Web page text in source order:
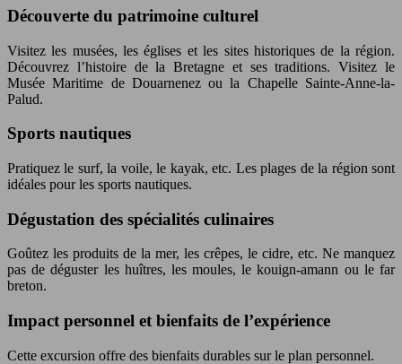
Découverte du patrimoine culturel
Visitez les musées, les églises et les sites historiques de la région.
Découvrez l’histoire de la Bretagne et ses traditions. Visitez le
Musée Maritime de Douarnenez ou la Chapelle Sainte-Anne-la-
Palud.
Sports nautiques
Pratiquez le surf, la voile, le kayak, etc. Les plages de la région sont
idéales pour les sports nautiques.
Dégustation des spécialités culinaires
Goûtez les produits de la mer, les crêpes, le cidre, etc. Ne manquez
pas de déguster les huîtres, les moules, le kouign-amann ou le far
breton.
Impact personnel et bienfaits de l’expérience
Cette excursion offre des bienfaits durables sur le plan personnel.